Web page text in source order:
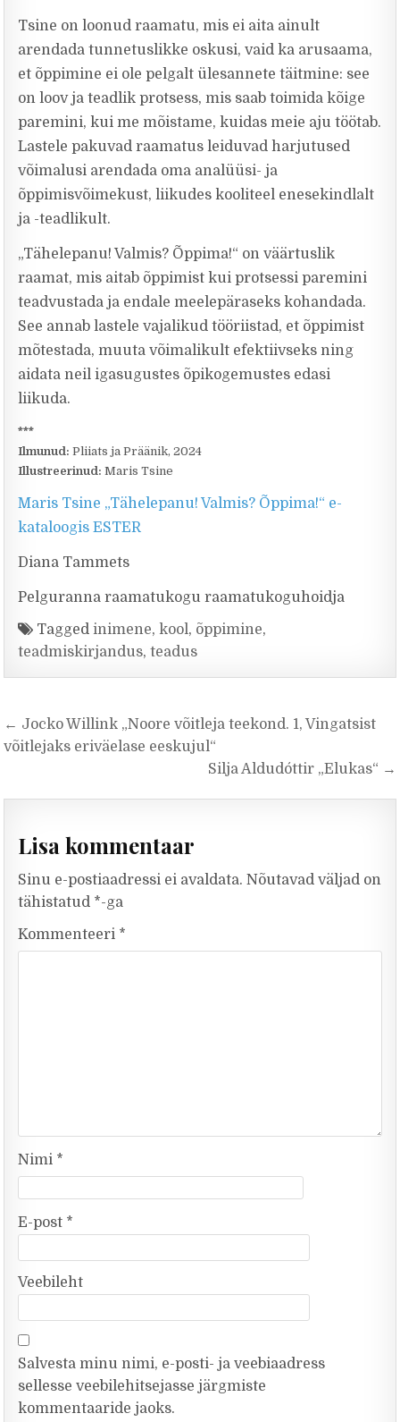
Tsine on loonud raamatu, mis ei aita ainult
arendada tunnetuslikke oskusi, vaid ka arusaama,
et õppimine ei ole pelgalt ülesannete täitmine: see
on loov ja teadlik protsess, mis saab toimida kõige
paremini, kui me mõistame, kuidas meie aju töötab.
Lastele pakuvad raamatus leiduvad harjutused
võimalusi arendada oma analüüsi- ja
õppimisvõimekust, liikudes kooliteel enesekindlalt
ja -teadlikult.
„Tähelepanu! Valmis? Õppima!“ on väärtuslik
raamat, mis aitab õppimist kui protsessi paremini
teadvustada ja endale meelepäraseks kohandada.
See annab lastele vajalikud tööriistad, et õppimist
mõtestada, muuta võimalikult efektiivseks ning
aidata neil igasugustes õpikogemustes edasi
liikuda.
***
Ilmunud: Pliiats ja Präänik, 2024
Illustreerinud: Maris Tsine
Maris Tsine „Tähelepanu! Valmis? Õppima!“ e-
kataloogis ESTER
Diana Tammets
Pelguranna raamatukogu raamatukoguhoidja
Taggedinimene,kool, õppimine,
teadmiskirjandus,teadus
Navigeerimine
← Jocko Willink „Noore võitleja teekond. 1, Vingatsist
võitlejaks eriväelase eeskujul“
Silja Aldudóttir „Elukas“ →
Lisa kommentaar
Sinu e-postiaadressi ei avaldata. Nõutavad väljad on
tähistatud *-ga
Kommenteeri *
Nimi *
E-post *
Veebileht
Salvesta minu nimi, e-posti- ja veebiaadress
sellesse veebilehitsejasse järgmiste
kommentaaride jaoks.